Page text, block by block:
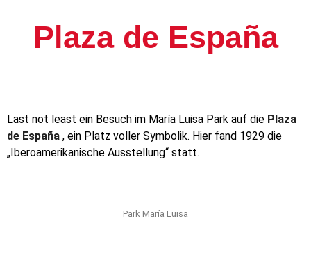
Plaza de España
Last not least ein Besuch im María Luisa Park auf die Plaza
de España , ein Platz voller Symbolik. Hier fand 1929 die
„Iberoamerikanische Ausstellung“ statt.
Park María Luisa